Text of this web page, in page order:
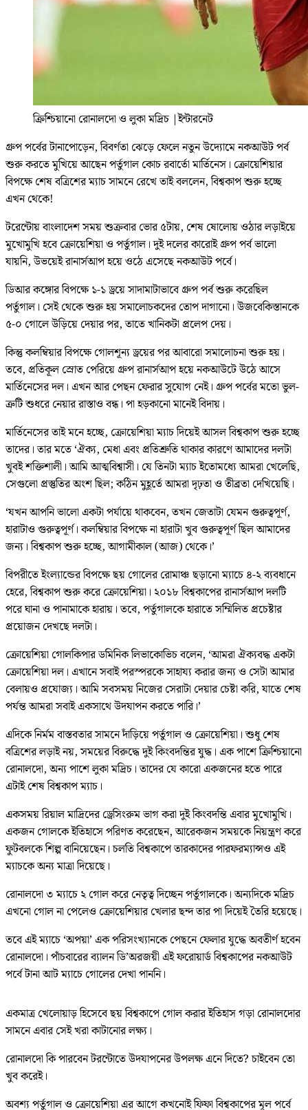
ক্রিশ্চিয়ানো রোনালদো ও লুকা মদ্রিচ |ইন্টারনেট
গ্রুপ পর্বের টানাপোড়েন, বিবর্ণতা ঝেড়ে ফেলে নতুন উদ্যোমে নকআউট পর্ব
শুরু করতে মুখিয়ে আছেন পর্তুগাল কোচ রবার্তো মার্তিনেস। ক্রোয়েশিয়ার
বিপক্ষে শেষ বত্রিশের ম্যাচ সামনে রেখে তাই বললেন, বিশ্বকাপ শুরু হচ্ছে
এখন থেকে!
টরেন্টোয় বাংলাদেশ সময় শুক্রবার ভোর ৫টায়, শেষ ষোলোয় ওঠার লড়াইয়ে
মুখোমুখি হবে ক্রোয়েশিয়া ও পর্তুগাল। দুই দলের কারোই গ্রুপ পর্ব ভালো
যায়নি, উভয়েই রানার্সআপ হয়ে ওঠে এসেছে নকআউট পর্বে।
ডিআর কঙ্গোর বিপক্ষে ১-১ ড্রয়ে সাদামাটাভাবে গ্রুপ পর্ব শুরু করেছিল
পর্তুগাল। সেই থেকে শুরু হয় সমালোচকদের তোপ দাগানো। উজবেকিস্তানকে
৫-০ গোলে উড়িয়ে দেয়ার পর, তাতে খানিকটা প্রলেপ দেয়।
কিন্তু কলম্বিয়ার বিপক্ষে গোলশূন্য ড্রয়ের পর আবারো সমালোচনা শুরু হয়।
তবে, প্রতিকূল স্রোত পেরিয়ে গ্রুপ রানার্সআপ হয়ে নকআউটে উঠে আসে
মার্তিনেসের দল। এখন আর পেছন ফেরার সুযোগ নেই। গ্রুপ পর্বের মতো ভুল-
ত্রুটি শুধরে নেয়ার রাস্তাও বন্ধ। পা হড়কানো মানেই বিদায়।
মার্তিনেসের তাই মনে হচ্ছে, ক্রোয়েশিয়া ম্যাচ দিয়েই আসল বিশ্বকাপ শুরু হচ্ছে
তাদের। তার মতে ‘ঐক্য, মেধা এবং প্রতিশ্রুতি থাকার কারণে আমাদের দলটা
খুবই শক্তিশালী। আমি আত্মবিশ্বাসী। যে তিনটা ম্যাচ ইতোমধ্যে আমরা খেলেছি,
সেগুলো প্রস্তুতির অংশ ছিল; কঠিন মুহূর্তে আমরা দৃঢ়তা ও তীব্রতা দেখিয়েছি।
‘যখন আপনি ভালো একটা পর্যায়ে থাকবেন, তখন জেতাটা যেমন গুরুত্বপূর্ণ,
হারাটাও গুরুত্বপূর্ণ। কলম্বিয়ার বিপক্ষে না হারাটা খুব গুরুত্বপূর্ণ ছিল আমাদের
জন্য। বিশ্বকাপ শুরু হচ্ছে, আগামীকাল (আজ) থেকে।’
বিপরীতে ইংল্যান্ডের বিপক্ষে ছয় গোলের রোমাঞ্চ ছড়ানো ম্যাচে ৪-২ ব্যবধানে
হেরে, বিশ্বকাপ শুরু করে ক্রোয়েশিয়া। ২০১৮ বিশ্বকাপের রানার্সআপ দলটি
পরে ঘানা ও পানামাকে হারায়। তবে, পর্তুগালকে হারাতে সম্মিলিত প্রচেষ্টার
প্রয়োজন দেখছে দলটা।
ক্রোয়েশিয়া গোলকিপার ডমিনিক লিভাকোভিচ বলেন, ‘আমরা ঐক্যবদ্ধ একটা
ক্রোয়েশিয়া দল। এখানে সবাই পরস্পরকে সাহায্য করার জন্য ও সেটা আমার
বেলায়ও প্রযোজ্য। আমি সবসময় নিজের সেরাটা দেয়ার চেষ্টা করি, যাতে শেষ
পর্যন্ত আমরা সবাই একসাথে উদযাপন করতে পারি।’
এদিকে নির্মম বাস্তবতার সামনে দাঁড়িয়ে পর্তুগাল ও ক্রোয়েশিয়া। শুধু শেষ
বত্রিশের লড়াই নয়, সময়ের বিরুদ্ধে দুই কিংবদন্তির যুদ্ধ। এক পাশে ক্রিশ্চিয়ানো
রোনালদো, অন্য পাশে লুকা মদ্রিচ। তাদের যে কারো একজনের হতে পারে
এটাই শেষ বিশ্বকাপ ম্যাচ।
একসময় রিয়াল মাদ্রিদের ড্রেসিংরুম ভাগ করা দুই কিংবদন্তি এবার মুখোমুখি।
একজন গোলকে ইতিহাসে পরিণত করেছেন, আরেকজন সময়কে নিয়ন্ত্রণ করে
ফুটবলকে শিল্প বানিয়েছেন। চলতি বিশ্বকাপে তারকাদের পারফরম্যান্সও এই
ম্যাচকে অন্য মাত্রা দিয়েছে।
রোনালদো ৩ ম্যাচে ২ গোল করে নেতৃত্ব দিচ্ছেন পর্তুগালকে। অন্যদিকে মদ্রিচ
এখনো গোল না পেলেও ক্রোয়েশিয়ার খেলার ছন্দ তার পা দিয়েই তৈরি হয়েছে।
তবে এই ম্যাচে ‘অপয়া’ এক পরিসংখ্যানকে পেছনে ফেলার যুদ্ধে অবতীর্ণ হবেন
রোনালদো। পাঁচবারের ব্যালন ডি’অরজয়ী এই ফরোয়ার্ড বিশ্বকাপের নকআউট
পর্বে টানা আট ম্যাচে গোলের দেখা পাননি।
একমাত্র খেলোয়াড় হিসেবে ছয় বিশ্বকাপে গোল করার ইতিহাস গড়া রোনালদোর
সামনে এবার সেই খরা কাটানোর লক্ষ্য।
রোনালদো কি পারবেন টরন্টোতে উদযাপনের উপলক্ষ এনে দিতে? চাইবেন তো
খুব করেই।
অবশ্য পর্তুগাল ও ক্রোয়েশিয়া এর আগে কখনোই ফিফা বিশ্বকাপের মূল পর্বে